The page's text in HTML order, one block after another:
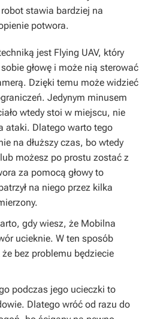
stawia bardziej na
potwora.
jest Flying UAV, który
głowę i może nią sterować
Dzięki temu może widzieć
Jedynym minusem
wtedy stoi w miejscu, nie
ataki. Dlatego warto tego
na dłuższy czas, bo wtedy
możesz po prostu zostać z
za pomocą głowy to
na niego przez kilka
gdy wiesz, że Mobilna
ucieknie. W ten sposób
bez problemu będziecie
podczas jego ucieczki to
Dlatego wróć od razu do